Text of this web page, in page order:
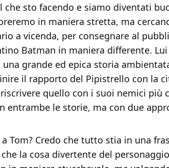
sto facendo e siamo diventati
in maniera stretta, ma
a vicenda, per consegnare al
Batman in maniera differente. Lui
grande ed epica storia
il rapporto del Pipistrello con la
quello con i suoi nemici più
entrambe le storie, ma con due
Tom? Credo che tutto stia in una
la cosa divertente del